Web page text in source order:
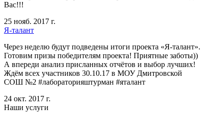
Вас!!!
25 нояб. 2017 г.
Я-талант
Через неделю будут подведены итоги проекта «Я-талант».
Готовим призы победителям проекта! Приятные заботы))
А впереди анализ присланных отчётов и выбор лучших!
Ждём всех участников 30.10.17 в МОУ Дмитровской
СОШ №2 #лабораторияштурман #яталант
24 окт. 2017 г.
Наши услуги